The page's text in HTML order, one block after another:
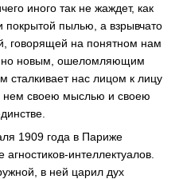
иного так не жаждет, как
покрытой пылью, а взрывчато
говорящей на понятном нам
новым, ошеломляющим
сталкивает нас лицом к лицу
нем своею мыслью и своею
1909 года в Париже
интеллектуалов.
в ней царил дух